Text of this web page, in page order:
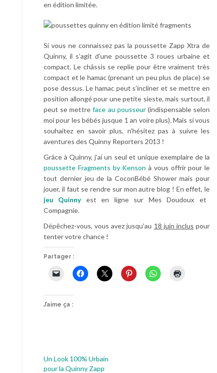
en édition limitée.
Si vous ne connaissez pas la poussette Zapp Xtra de
Quinny, il s’agit d’une poussette 3 roues urbaine et
compact. Le châssis se replie pour être vraiment très
compact et le hamac (prenant un peu plus de place) se
pose dessus. Le hamac peut s’incliner et se mettre en
position allongé pour une petite sieste, mais surtout, il
peut se mettre face au pousseur(indispensable selon
moi pour les bébés jusque 1 an voire plus). Mais si vous
souhaitez en savoir plus, n’hésitez pas à suivre les
aventures des Quinny Reporters 2013 !
Grâce à Quinny, j’ai un seul et unique exemplaire de la
poussette Fragments by Kenson à vous offrir pour le
tout dernier jeu de la CoconBébé Shower mais pour
jouer, il faut se rendre sur mon autre blog ! En effet, le
jeu Quinnyest en ligne sur Mes Doudoux et
Compagnie.
Dépêchez-vous, vous avez jusqu’au 18 juin inclus pour
tenter votre chance !
Partager :
J’aime ça :
Un Look 100% Urbain
pour la Quinny Zapp